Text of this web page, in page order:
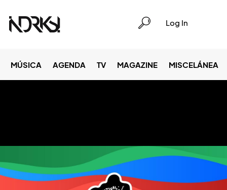
Log In
MÚSICA AGENDA TV MAGAZINE MISCELÁNEA